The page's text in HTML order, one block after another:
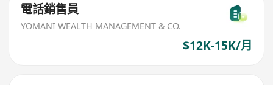
電話銷售員
YOMANI WEALTH MANAGEMENT & CO.
$12K-15K/月